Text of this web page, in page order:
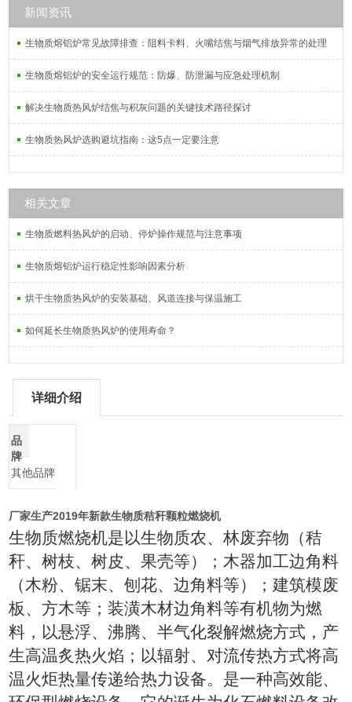
新闻资讯
生物质熔铝炉常见故障排查：阻料卡料、火嘴结焦与烟气排放异常的处理
生物质熔铝炉的安全运行规范：防爆、防泄漏与应急处理机制
解决生物质热风炉结焦与积灰问题的关键技术路径探讨
生物质热风炉选购避坑指南：这5点一定要注意
相关文章
生物质燃料热风炉的启动、停炉操作规范与注意事项
生物质熔铝炉运行稳定性影响因素分析
烘干生物质热风炉的安装基础、风道连接与保温施工
如何延长生物质热风炉的使用寿命？
详细介绍
品
牌
其他品牌
厂家生产2019年新款生物质秸秆颗粒燃烧机
生物质燃烧机是以生物质农、林废弃物（秸
秆、树枝、树皮、果壳等）；木器加工边角料
（木粉、锯末、刨花、边角料等）；建筑模废
板、方木等；装潢木材边角料等有机物为燃
料，以悬浮、沸腾、半气化裂解燃烧方式，产
生高温炙热火焰；以辐射、对流传热方式将高
温火炬热量传递给热力设备。是一种高效能、